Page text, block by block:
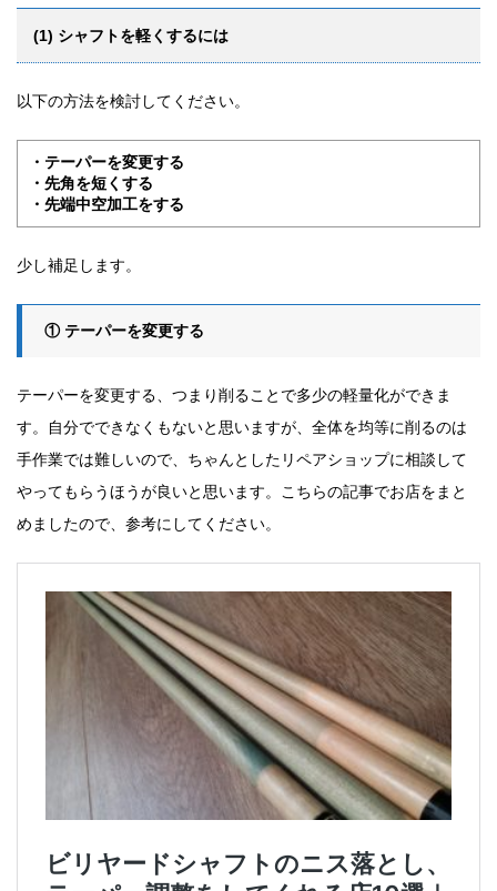
(1) シャフトを軽くするには
以下の方法を検討してください。
・テーパーを変更する
・先角を短くする
・先端中空加工をする
少し補足します。
① テーパーを変更する
テーパーを変更する、つまり削ることで多少の軽量化ができま
す。自分でできなくもないと思いますが、全体を均等に削るのは
手作業では難しいので、ちゃんとしたリペアショップに相談して
やってもらうほうが良いと思います。こちらの記事でお店をまと
めましたので、参考にしてください。